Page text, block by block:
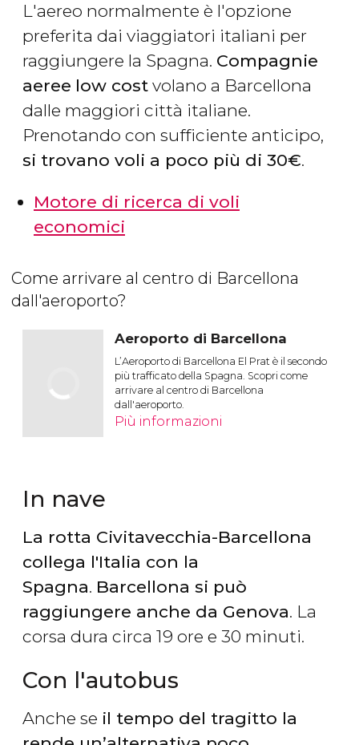
L'aereo normalmente è l'opzione
preferita dai viaggiatori italiani per
raggiungere la Spagna. Compagnie
aeree low cost volano a Barcellona
dalle maggiori città italiane.
Prenotando con sufficiente anticipo,
si trovano voli a poco più di 30€.
Motore di ricerca di voli
economici
Come arrivare al centro di Barcellona
dall'aeroporto?
Aeroporto di Barcellona
L’Aeroporto di Barcellona El Prat è il secondo
più trafficato della Spagna. Scopri come
arrivare al centro di Barcellona
dall'aeroporto.
Più informazioni
In nave
La rotta Civitavecchia-Barcellona
collega l'Italia con la
Spagna. Barcellona si può
raggiungere anche da Genova. La
corsa dura circa 19 ore e 30 minuti.
Con l'autobus
Anche se il tempo del tragitto la